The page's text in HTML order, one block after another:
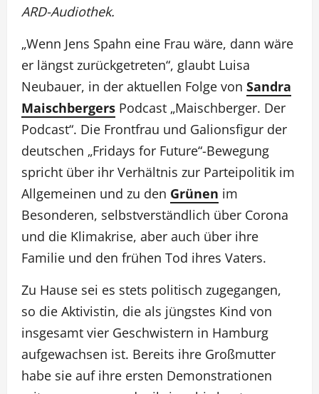
ARD-Audiothek.
„Wenn Jens Spahn eine Frau wäre, dann wäre
er längst zurückgetreten“, glaubt Luisa
Neubauer, in der aktuellen Folge von Sandra
Maischbergers Podcast „Maischberger. Der
Podcast“. Die Frontfrau und Galionsfigur der
deutschen „Fridays for Future“-Bewegung
spricht über ihr Verhältnis zur Parteipolitik im
Allgemeinen und zu den Grünen im
Besonderen, selbstverständlich über Corona
und die Klimakrise, aber auch über ihre
Familie und den frühen Tod ihres Vaters.
Zu Hause sei es stets politisch zugegangen,
so die Aktivistin, die als jüngstes Kind von
insgesamt vier Geschwistern in Hamburg
aufgewachsen ist. Bereits ihre Großmutter
habe sie auf ihre ersten Demonstrationen